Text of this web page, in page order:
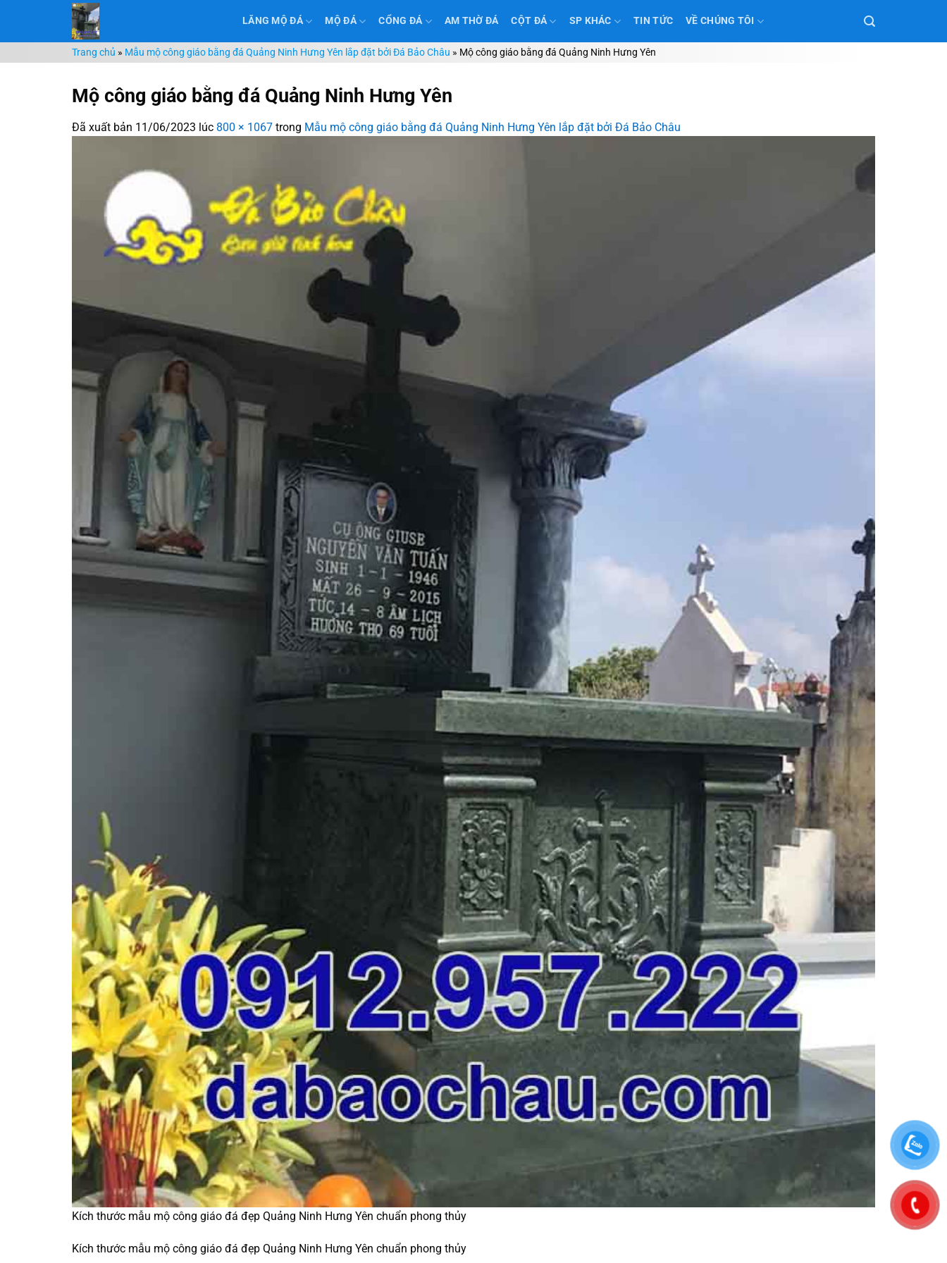
nội
dung
LĂNG MỘ ĐÁ MỘ ĐÁ CỔNG ĐÁ AM THỜ ĐÁ CỘT ĐÁ SP KHÁC TIN TỨC VỀ CHÚNG TÔI
Trang chủ » Mẫu mộ công giáo bằng đá Quảng Ninh Hưng Yên lắp đặt bởi Đá Bảo Châu » Mộ công giáo bằng đá Quảng Ninh Hưng Yên
Mộ công giáo bằng đá Quảng Ninh Hưng Yên
Đã xuất bản 11/06/2023 lúc 800 × 1067 trong Mẫu mộ công giáo bằng đá Quảng Ninh Hưng Yên lắp đặt bởi Đá Bảo Châu
Kích thước mẫu mộ công giáo đá đẹp Quảng Ninh Hưng Yên chuẩn phong thủy
Kích thước mẫu mộ công giáo đá đẹp Quảng Ninh Hưng Yên chuẩn phong thủy